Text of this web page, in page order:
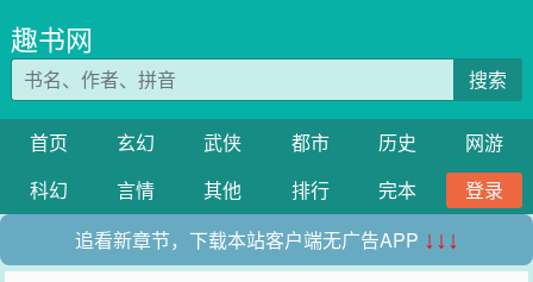
趣书网
搜索
首页 玄幻 武侠 都市 历史
网游
科幻
言情 其他 排行 完本
登录
追看新章节，下载本站客户端无广告APP ↓↓↓